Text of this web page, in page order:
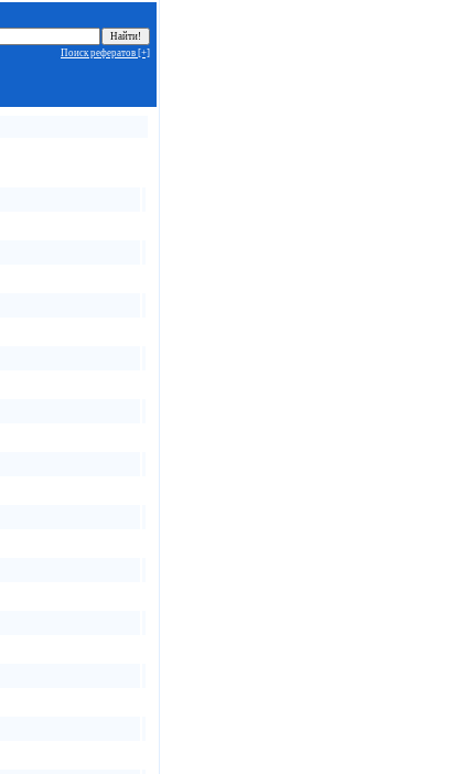
Поиск рефератов [+]